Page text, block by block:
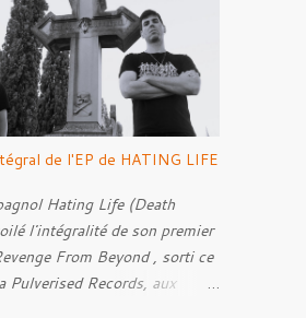
démarche mémorielle, regard
pour ses symboles.
cette réflexion, Tracks est
de Noise ( Kanonenfieber
Kumar ( 1914 ), qui
leur intérêt pour la Première
Le documentaire donne
parole au producteur Kristian
collaborateur de
l'historien Ralf Raths,
allemand des blindés de
de l'EP de HATING LIFE
Hating Life (Death
l'intégralité de son premier
From Beyond , sorti ce
Pulverised Records, aux